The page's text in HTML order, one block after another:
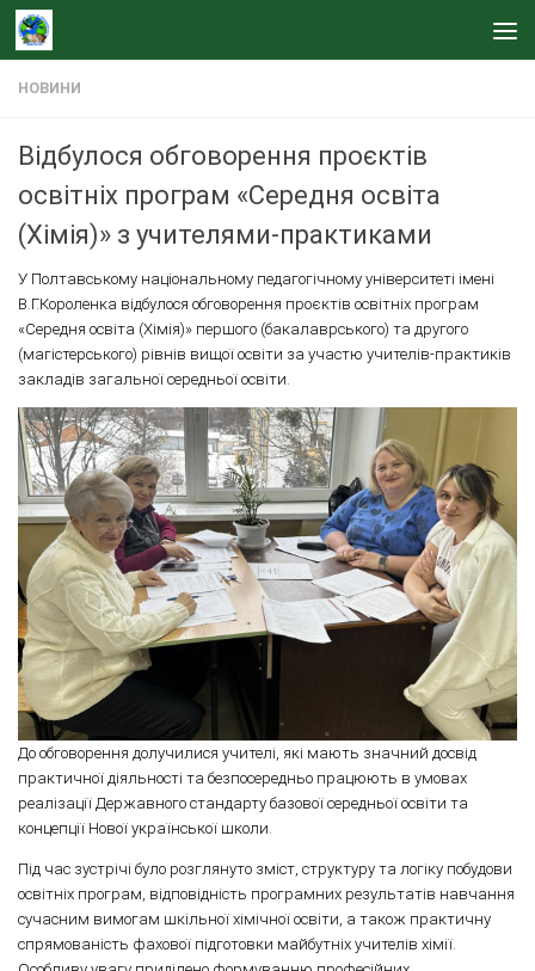
Skip to content
НОВИНИ
Відбулося обговорення проєктів
освітніх програм «Середня освіта
(Хімія)» з учителями-практиками
У Полтавському національному педагогічному університеті імені
В.Г.Короленка відбулося обговорення проєктів освітніх програм
«Середня освіта (Хімія)» першого (бакалаврського) та другого
(магістерського) рівнів вищої освіти за участю учителів-практиків
закладів загальної середньої освіти.
До обговорення долучилися учителі, які мають значний досвід
практичної діяльності та безпосередньо працюють в умовах
реалізації Державного стандарту базової середньої освіти та
концепції Нової української школи.
Під час зустрічі було розглянуто зміст, структуру та логіку побудови
освітніх програм, відповідність програмних результатів навчання
сучасним вимогам шкільної хімічної освіти, а також практичну
спрямованість фахової підготовки майбутніх учителів хімії.